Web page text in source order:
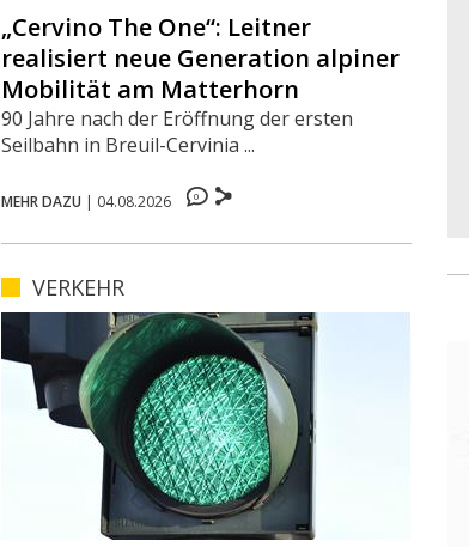
„Cervino The One“: Leitner
realisiert neue Generation alpiner
Mobilität am Matterhorn
90 Jahre nach der Eröffnung der ersten
Seilbahn in Breuil-Cervinia ...
MEHR DAZU | 04.08.2026 0
VERKEHR